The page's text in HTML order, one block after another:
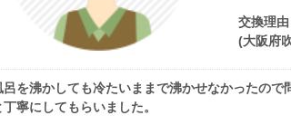
交換理由
(大阪府
呂を沸かしても冷たいままで沸かせなかったの
丁寧にしてもらいました。